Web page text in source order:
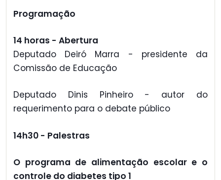
Programação
14 horas - Abertura
Deputado Deiró Marra - presidente da
Comissão de Educação
Deputado Dinis Pinheiro - autor do
requerimento para o debate público
14h30 - Palestras
O programa de alimentação escolar e o
controle do diabetes tipo 1